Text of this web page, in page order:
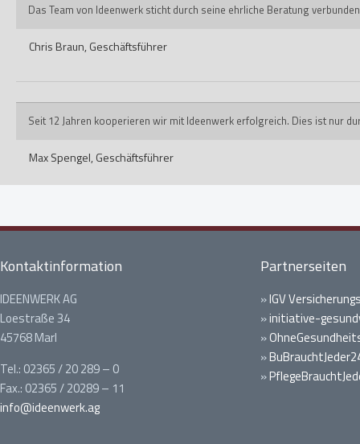
Das Team von Ideenwerk sticht durch seine ehrliche Beratung
Chris Braun, Geschäftsführer
Seit 12 Jahren kooperieren wir mit Ideenwerk erfolgreich. Dies ist nur
Max Spengel, Geschäftsführer
Kontaktinformation
IDEENWERK AG
Loestraße 34
45768 Marl
Tel.: 02365 / 20 289 – 0
Fax.: 02365 / 20289 – 11
info@ideenwerk.ag
Partnerseiten
»IGV
»initiative-
»
»
»